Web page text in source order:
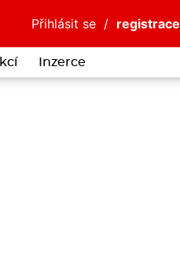
Přihlásit se / registrace
Inzerce